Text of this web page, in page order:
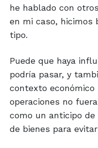
he hablado con
en mi caso, hicimos
tipo.
Puede que haya
podría pasar, y
contexto económico
operaciones no
como un anticipo
de bienes para